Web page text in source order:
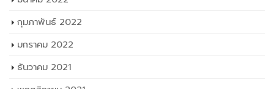
กรกฎาคม 2022
มิถุนายน 2022
พฤษภาคม 2022
เมษายน 2022